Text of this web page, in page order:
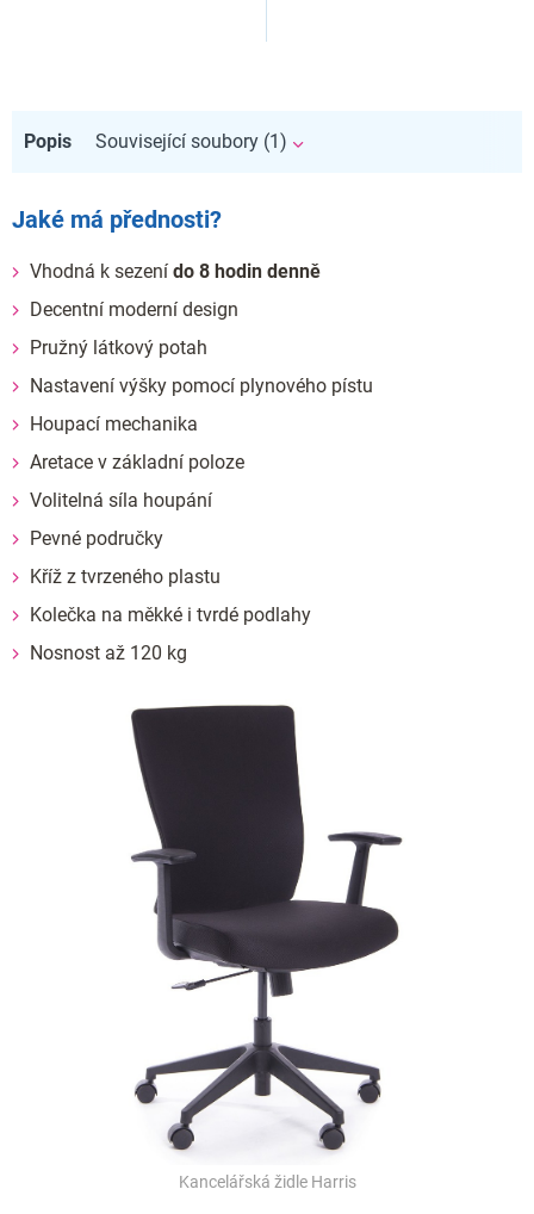
Popis Související soubory (1)
Jaké má přednosti?
Vhodná k sezení do 8 hodin denně
Decentní moderní design
Pružný látkový potah
Nastavení výšky pomocí plynového pístu
Houpací mechanika
Aretace v základní poloze
Volitelná síla houpání
Pevné područky
Kříž z tvrzeného plastu
Kolečka na měkké i tvrdé podlahy
Nosnost až 120 kg
Kancelářská židle Harris